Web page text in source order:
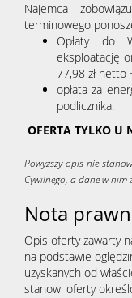
Najemca
terminowego
Opłaty do
eksploatację
77,98 zł netto
opłata za
podlicznika.
OFERTA TYLKO U
Powyższy opis nie
Cywilnego, a dane w
Nota
Opis oferty zawarty
na podstawie
uzyskanych od
stanowi oferty